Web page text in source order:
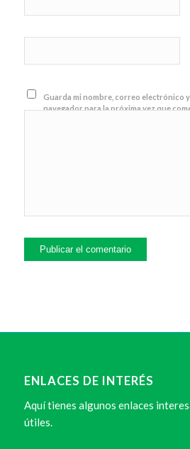
Guarda mi nombre, correo electrónico
navegador para la próxima vez que
ENLACES DE INTERÉS
Aquí tienes algunos enlaces
útiles.